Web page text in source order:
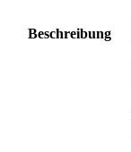
Beschreibung